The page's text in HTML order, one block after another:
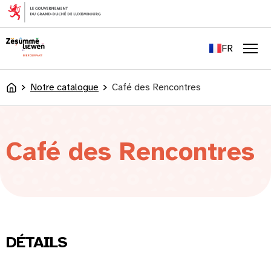
principal
FR
LU
AccueilNotre catalogue Café des Rencontres
Café des Rencontres
DÉTAILS